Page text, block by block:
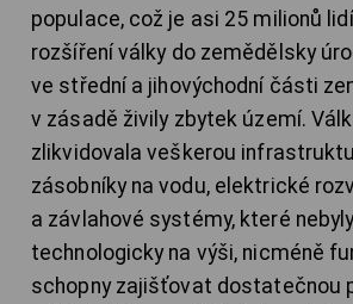
populace, což je asi 25 milionů
rozšíření války do zemědělsky
ve střední a jihovýchodní části
v zásadě živily zbytek území.
zlikvidovala veškerou
zásobníky na vodu, elektrické
a závlahové systémy, které
technologicky na výši, nicméně
schopny zajišťovat dostatečnou